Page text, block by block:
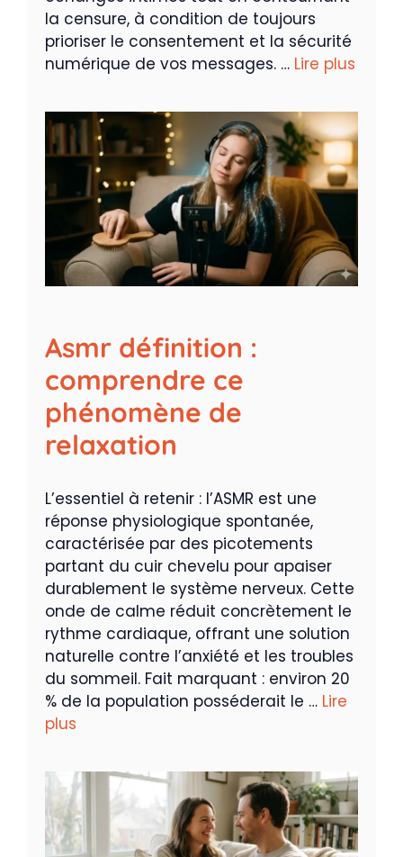
la censure, à condition de toujours
prioriser le consentement et la sécurité
numérique de vos messages. … Lire plus
Asmr définition :
comprendre ce
phénomène de
relaxation
L’essentiel à retenir : l’ASMR est une
réponse physiologique spontanée,
caractérisée par des picotements
partant du cuir chevelu pour apaiser
durablement le système nerveux. Cette
onde de calme réduit concrètement le
rythme cardiaque, offrant une solution
naturelle contre l’anxiété et les troubles
du sommeil. Fait marquant : environ 20
% de la population posséderait le … Lire
plus